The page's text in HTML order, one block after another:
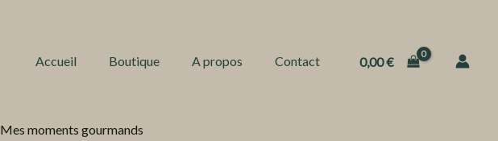
Accueil Boutique A propos Contact 0,00€
Mes moments gourmands
quantité